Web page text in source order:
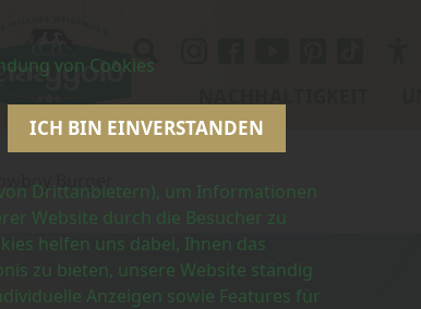
von Cookies
ICH BIN EINVERSTANDEN
Drittanbietern), um Informationen
Website durch die Besucher zu
helfen uns dabei, Ihnen das
zu bieten, unsere Website ständig
Anzeigen sowie Features für
Burger